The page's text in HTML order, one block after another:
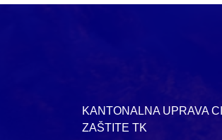
KANTONALNA UPRAVA
ZAŠTITE TK